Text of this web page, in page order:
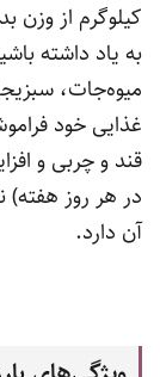
کیلوگرم از وزن
به یاد داشته
میوه‌جات،
غذایی خود
در هر روز
آن دارد.